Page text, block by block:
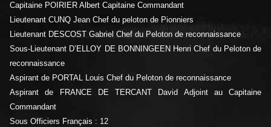
Capitaine POIRIER Albert Capitaine Commandant
Lieutenant CUNQ Jean Chef du peloton de Pionniers
Lieutenant DESCOST Gabriel Chef du Peloton de reconnaissance
Sous-Lieutenant D’ELLOY DE BONNINGEEN Henri Chef du Peloton de
reconnaissance
Aspirant de PORTAL Louis Chef du Peloton de reconnaissance
Aspirant de FRANCE DE TERCANT David Adjoint au Capitaine
Commandant
Sous Officiers Français : 12